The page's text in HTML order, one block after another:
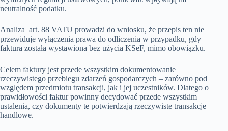
neutralność podatku.
Analiza art. 88 VATU prowadzi do wniosku, że przepis ten nie
przewiduje wyłączenia prawa do odliczenia w przypadku, gdy
faktura została wystawiona bez użycia KSeF, mimo obowiązku.
Celem faktury jest przede wszystkim dokumentowanie
rzeczywistego przebiegu zdarzeń gospodarczych – zarówno pod
względem przedmiotu transakcji, jak i jej uczestników. Dlatego o
prawidłowości faktur powinny decydować przede wszystkim
ustalenia, czy dokumenty te potwierdzają rzeczywiste transakcje
handlowe.